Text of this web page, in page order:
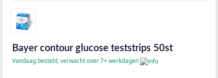
Bayer contour glucose teststrips 50st
Vandaag besteld, verwacht over 7+ werkdagen